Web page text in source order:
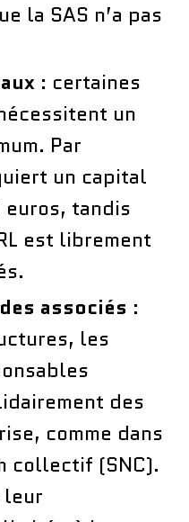
la SAS n’a pas
: certaines
un
Par
un capital
euros, tandis
est librement
associés :
les
des
comme dans
collectif (SNC).
leur